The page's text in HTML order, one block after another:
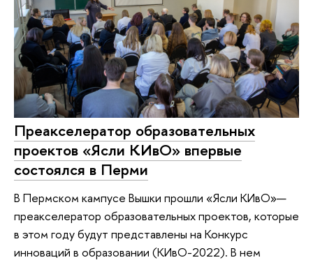
Преакселератор образовательных
проектов «Ясли КИвО» впервые
состоялся в Перми
В Пермском кампусе Вышки прошли «Ясли КИвО»—
преакселератор образовательных проектов, которые
в этом году будут представлены на Конкурс
инноваций в образовании (КИвО-2022). В нем